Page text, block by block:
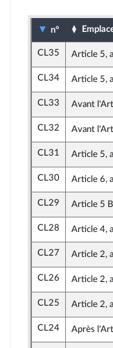
n°
CL35 Article 5,
CL34 Article 5,
CL33 Avant
CL32 Avant
CL31 Article 5,
CL30 Article 6,
CL29 Article 5
CL28 Article 4,
CL27 Article 2,
CL26 Article 2,
CL25 Article 2,
CL24 Après